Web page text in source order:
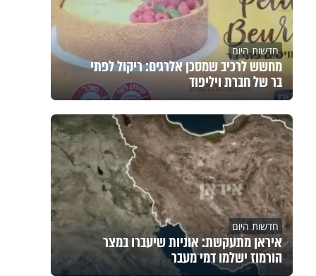
חדשות היום
מחשש לרכיב שמסכן אלרגים: ריקול לפתי
בר של חברת ויליפוד
חדשות היום
איראן מתעקשת: אוניות שיעברו במצר
הורמוז ישלמו דמי מעבר